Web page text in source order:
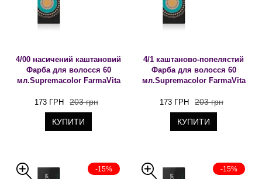
4/00 насичений каштановий
Фарба для волосся 60
мл.Supremacolor FarmaVita
173 ГРН 203 грн
КУПИТИ
4/1 каштаново-попелястий
Фарба для волосся 60
мл.Supremacolor FarmaVita
173 ГРН 203 грн
КУПИТИ
-15% -15%